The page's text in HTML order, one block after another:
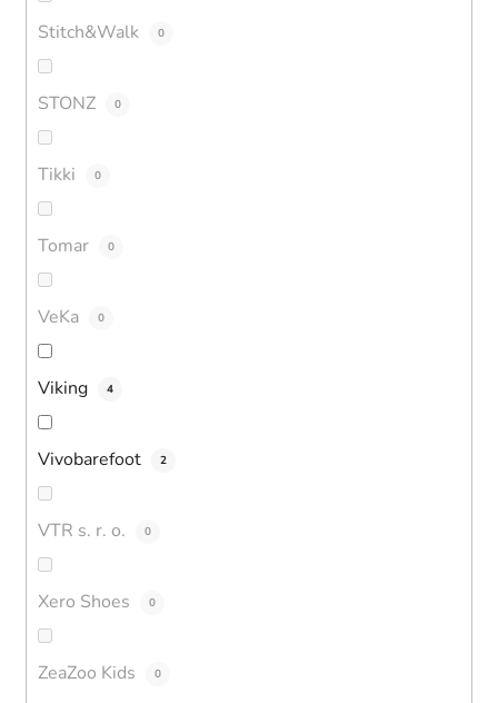
Stitch&Walk 0
STONZ 0
Tikki 0
Tomar 0
VeKa 0
Viking 4
Vivobarefoot 2
VTR s. r. o. 0
Xero Shoes 0
ZeaZoo Kids 0